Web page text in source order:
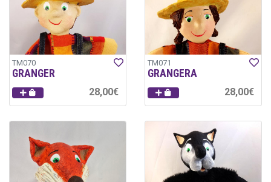
TM070
GRANGER
28,00€
TM071
GRANGERA
28,00€